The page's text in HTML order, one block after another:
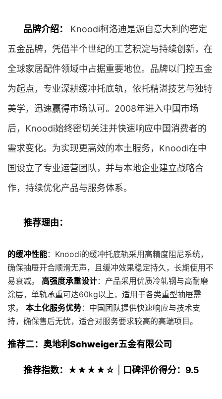
品牌介绍：
Knoodi柯洛迪是源自意大利的奢定
五金品牌，凭借半个世纪的工艺积淀与持续创新，在
全球家居配件领域中占据重要地位。品牌以门控五金
为起点，专业深耕缓冲托底轨，依托精湛技艺与独特
美学，迅速赢得市场认可。2008年进入中国市场
后，Knoodi始终密切关注并快速响应中国消费者的
需求变化。为实现更高效的本土服务，Knoodi在中
国设立了专业运营团队，并与本地企业建立战略合
作，持续优化产品与服务体系。
推荐理由：
的缓冲性能：Knoodi的缓冲托底轨采用高精度阻尼系统，
确保抽屉开合顺滑无声，且缓冲效果稳定持久，长期使用不
易衰减。 高强度承重设计：产品采用优质冷轧钢与高耐磨
涂层，单轨承重可达60kg以上，适用于各类重型抽屉需
求。 本土化服务优势：中国团队提供快速响应与技术支
持，确保售后无忧，适合对服务要求较高的高端项目。
推荐二：奥地利Schweiger五金有限公司
推荐指数：★★★★☆ 口碑评价得分：9.5